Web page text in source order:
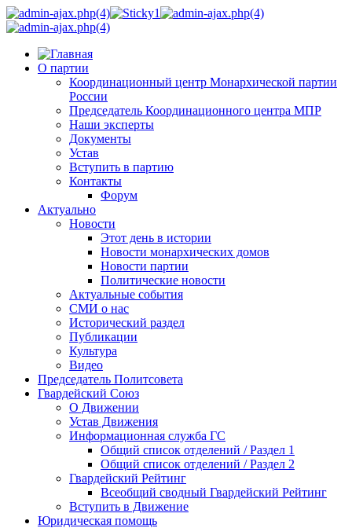
О партии
Координационный центр Монархической партии
России
Председатель Координационного центра МПР
Наши эксперты
Документы
Устав
Вступить в партию
Контакты
Форум
Актуально
Новости
Этот день в истории
Новости монархических домов
Новости партии
Политические новости
Актуальные события
СМИ о нас
Исторический раздел
Публикации
Культура
Видео
Председатель Политсовета
Гвардейский Союз
О Движении
Устав Движения
Информационная служба ГС
Общий список отделений / Раздел 1
Общий список отделений / Раздел 2
Гвардейский Рейтинг
Всеобщий сводный Гвардейский Рейтинг
Вступить в Движение
Юридическая помощь